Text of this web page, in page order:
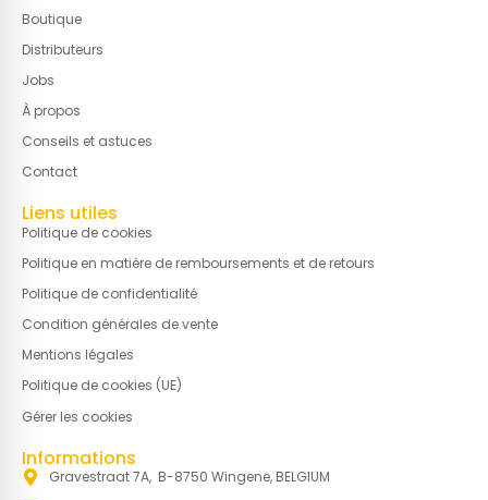
Boutique
Distributeurs
Jobs
À propos
Conseils et astuces
Contact
Liens utiles
Politique de cookies
Politique en matière de remboursements et de retours
Politique de confidentialité
Condition générales de vente
Mentions légales
Politique de cookies (UE)
Gérer les cookies
Informations
Gravestraat 7A, B-8750 Wingene, BELGIUM